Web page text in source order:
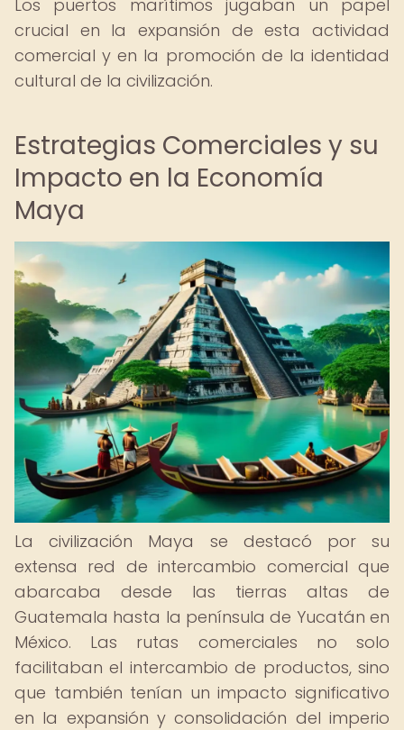
Los puertos marítimos jugaban un papel
crucial en la expansión de esta actividad
comercial y en la promoción de la identidad
cultural de la civilización.
Estrategias Comerciales y su
Impacto en la Economía
Maya
La civilización Maya se destacó por su
extensa red de intercambio comercial que
abarcaba desde las tierras altas de
Guatemala hasta la península de Yucatán en
México. Las rutas comerciales no solo
facilitaban el intercambio de productos, sino
que también tenían un impacto significativo
en la expansión y consolidación del imperio